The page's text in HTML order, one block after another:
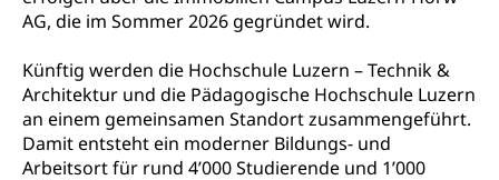
AG, die im Sommer 2026 gegründet wird.
Künftig werden die Hochschule Luzern – Technik &
Architektur und die Pädagogische Hochschule Luzern
an einem gemeinsamen Standort zusammengeführt.
Damit entsteht ein moderner Bildungs- und
Arbeitsort für rund 4’000 Studierende und 1’000
Prämienverbilligung (WAS Luzern)
Obligatorische Krankenversicherung (WAS
Luzern)
sichere Lebensmittel, Lebensmittelkontrolle,
Lebensmittelhygiene, Produktesicherheit
Trinkwasser
Prävention